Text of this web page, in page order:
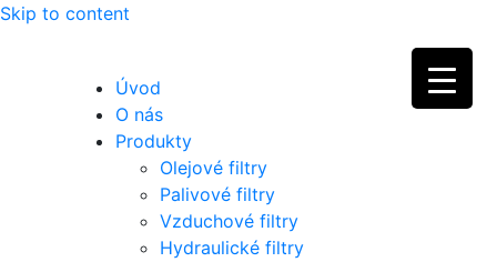
Skip to content
Úvod
O nás
Produkty
Olejové filtry
Palivové filtry
Vzduchové filtry
Hydraulické filtry